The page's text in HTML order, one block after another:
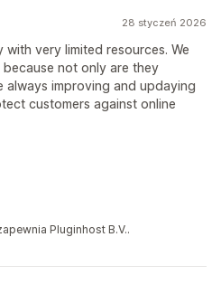
28 styczeń 2026
with very limited resources. We
not only are they
improving and updaying
customers against online
Pluginhost B.V..